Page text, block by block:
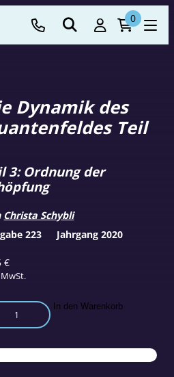
0
Dynamik des
Teil
€
3: Ordnung der
Christa Schybli
In den Warenkorb
223 Jahrgang 2020